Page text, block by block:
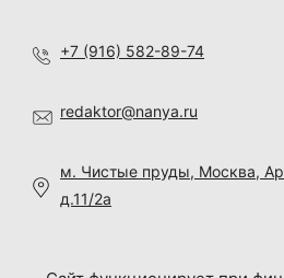
+7 (916) 582-89-74
redaktor@nanya.ru
м. Чистые пруды, Москва,
д.11/2а